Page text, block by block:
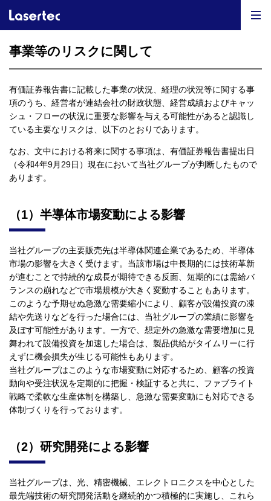
事業等のリスクに関して
有価証券報告書に記載した事業の状況、経理の状況等に関する事
項のうち、経営者が連結会社の財政状態、経営成績およびキャッ
シュ・フローの状況に重要な影響を与える可能性があると認識し
ている主要なリスクは、以下のとおりであります。
なお、文中における将来に関する事項は、有価証券報告書提出日
（令和4年9月29日）現在において当社グループが判断したもので
あります。
（1）半導体市場変動による影響
当社グループの主要販売先は半導体関連企業であるため、半導体
市場の影響を大きく受けます。当該市場は中長期的には技術革新
が進むことで持続的な成長が期待できる反面、短期的には需給バ
ランスの崩れなどで市場規模が大きく変動することもあります。
このような予期せぬ急激な需要縮小により、顧客が設備投資の凍
結や先送りなどを行った場合には、当社グループの業績に影響を
及ぼす可能性があります。一方で、想定外の急激な需要増加に見
舞われて設備投資を加速した場合は、製品供給がタイムリーに行
えずに機会損失が生じる可能性もあります。
当社グループはこのような市場変動に対応するため、顧客の投資
動向や受注状況を定期的に把握・検証すると共に、ファブライト
戦略で柔軟な生産体制を構築し、急激な需要変動にも対応できる
体制づくりを行っております。
（2）研究開発による影響
当社グループは、光、精密機械、エレクトロニクスを中心とした
最先端技術の研究開発活動を継続的かつ積極的に実施し、これら